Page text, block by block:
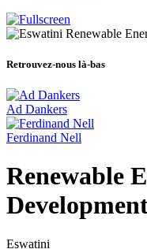
Retrouvez-nous là-bas
Ad Dankers
Ferdinand Nell
Renewable
Eswatini